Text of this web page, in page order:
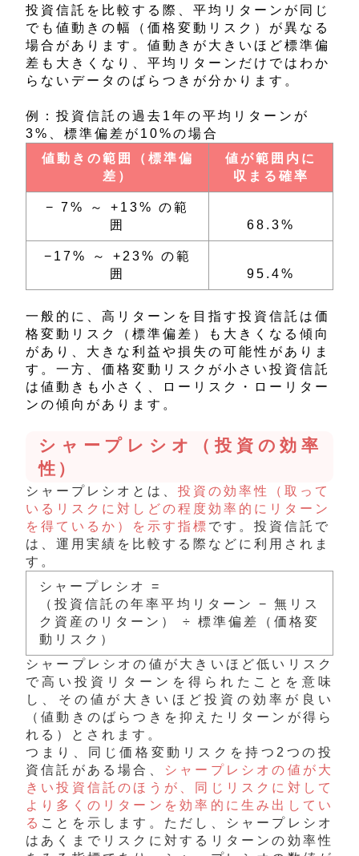
投資信託を比較する際、平均リターンが同じ
でも値動きの幅（価格変動リスク）が異なる
場合があります。値動きが大きいほど標準偏
差も大きくなり、平均リターンだけではわか
らないデータのばらつきが分かります。
例：投資信託の過去1年の平均リターンが
3%、標準偏差が10%の場合
値動きの範囲（標準偏
差）
値が範囲内に
収まる確率
− 7% ～ +13% の範
囲
68.3%
−17% ～ +23% の範
囲
95.4%
一般的に、高リターンを目指す投資信託は価
格変動リスク（標準偏差）も大きくなる傾向
があり、大きな利益や損失の可能性がありま
す。一方、価格変動リスクが小さい投資信託
は値動きも小さく、ローリスク・ローリター
ンの傾向があります。
シャープレシオ（投資の効率
性）
シャープレシオとは、 投資の効率性（取って
いるリスクに対しどの程度効率的にリターン
を得ているか）を示す指標 です。投資信託で
は、運用実績を比較する際などに利用されま
す。
シャープレシオ =
（投資信託の年率平均リターン − 無リス
ク資産のリターン） ÷ 標準偏差（価格変
動リスク）
シャープレシオの値が大きいほど低いリスク
で高い投資リターンを得られたことを意味
し、その値が大きいほど投資の効率が良い
（値動きのばらつきを抑えたリターンが得ら
れる）とされます。
つまり、同じ価格変動リスクを持つ2つの投
資信託がある場合、
シャープレシオの値が大
きい投資信託のほうが、同じリスクに対して
より多くのリターンを効率的に生み出してい
る ことを示します。ただし、シャープレシオ
はあくまでリスクに対するリターンの効率性